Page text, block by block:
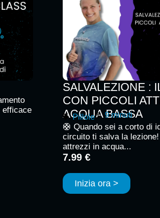
efficace
SALVALEZIONE :
CON PICCOLI
ACQUA BASSA
Pillole 9 minuti
🛟 Quando sei a corto di
circuito ti salva la
attrezzi in acqua...
7.99 €
Inizia ora >